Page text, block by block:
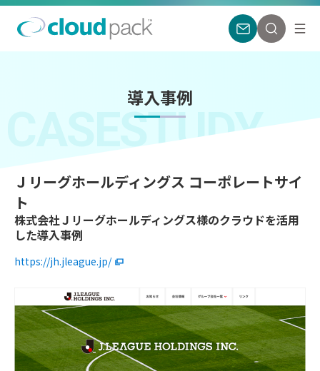
導入事例
CASESTUDY
Ｊリーグホールディングス コーポレートサイ
ト
株式会社Ｊリーグホールディングス様のクラウドを活用
した導入事例
https://jh.jleague.jp/